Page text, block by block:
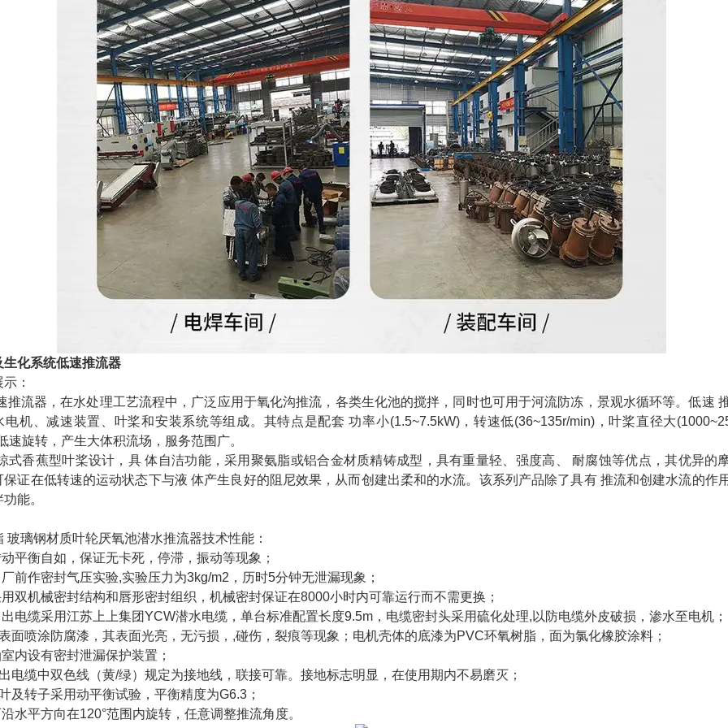
生化系统低速推流器
：
流器，在水处理工艺流程中，广泛应用于氧化沟推流，各类生化池的搅拌，同时也可用于河流防冻，景观水循环等。低速
电机、减速装置、叶桨和安装系统等组成。其特点是配套 功率小(1.5~7.5kW)，转速低(36~135r/min)，叶桨直径大
速旋转，产生大体积流场，服务范围广。
香蕉型叶桨设计，具 体自洁功能，采用聚氨脂或铝合金材质精铸成型，具有重量轻、强度高、 耐腐蚀等优点，其优异的
保证在低转速的运动状态下与液 体产生良好的阻尼效果，从而创建出柔和的水流。该系列产品除了具有 推流和创建水流的作
能。
玻璃钢材质叶轮厌氧池潜水推流器技术性能：
平衡自如，保证无卡死，停滞，振动等现象；
前作密封气压实验,实验压力为3kg/m2，历时5分钟无泄漏现象；
双机械密封结构和唇形密封组织，机械密封保证在8000小时内可靠运行而不需更换；
电缆采用江苏上上集团YCW潜水电缆，单台标准配置长度9.5m，电缆密封头采用硫化处理,以防电缆外皮破损，渗水至电机；
面喷涂防腐漆，其表面光亮，无污损，,碰伤，裂痕等现象；电机壳体的底漆为PVC环氧树脂，面为氯化橡胶涂料；
内设有密封泄漏保护装置；
电缆中双色线（黄/绿）规定为接地线，联接可靠。接地标志明显，在使用期内不易磨灭；
及转子采用动平衡试验，平衡精度为G6.3；
水平方向在120°范围内旋转，任意调整推流角度。